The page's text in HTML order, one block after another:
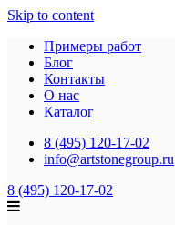
Skip to content
Примеры работ
Блог
Контакты
О нас
Каталог
8 (495) 120-17-02
info@artstonegroup.ru
8 (495) 120-17-02